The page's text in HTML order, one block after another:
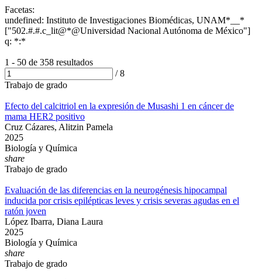
Facetas:
undefined: Instituto de Investigaciones Biomédicas, UNAM*__*
["502.#.#.c_lit@*@Universidad Nacional Autónoma de México"]
q: *:*
1 - 50 de 358 resultados
/8
Trabajo de grado
Efecto del calcitriol en la expresión de Musashi 1 en cáncer de
mama HER2 positivo
Cruz Cázares, Alitzin Pamela
2025
Biología y Química
share
Trabajo de grado
Evaluación de las diferencias en la neurogénesis hipocampal
inducida por crisis epilépticas leves y crisis severas agudas en el
ratón joven
López Ibarra, Diana Laura
2025
Biología y Química
share
Trabajo de grado